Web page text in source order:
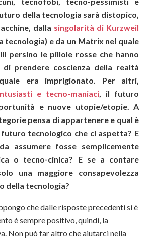
della tecnologia sarà distopico,
dalla singolarità di Kurzweil
tecnologia) e da un Matrix nel quale
persino le pillole rosse che hanno
prendere coscienza della realtà
era imprigionato. Per altri,
e tecno-maniaci, il futuro
e nuove utopie/etopie. A
pensa di appartenere e qual è
tecnologico che ci aspetta? E
assumere fosse semplicemente
o tecno-cinica? E se a contare
una maggiore consapevolezza
della tecnologia?
che dalle risposte precedenti si è
è sempre positivo, quindi, la
Non può far altro che aiutarci nella